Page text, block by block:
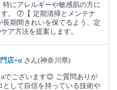
にアレルギーや敏感肌の方に
。 ⑦【 定期清掃とメンテナ
期間きれいを保てるよう、定
ア方法を提案します。
店+α さん(神奈川県)
でございます😊 ご質問ありが
として自信を持っている技術や